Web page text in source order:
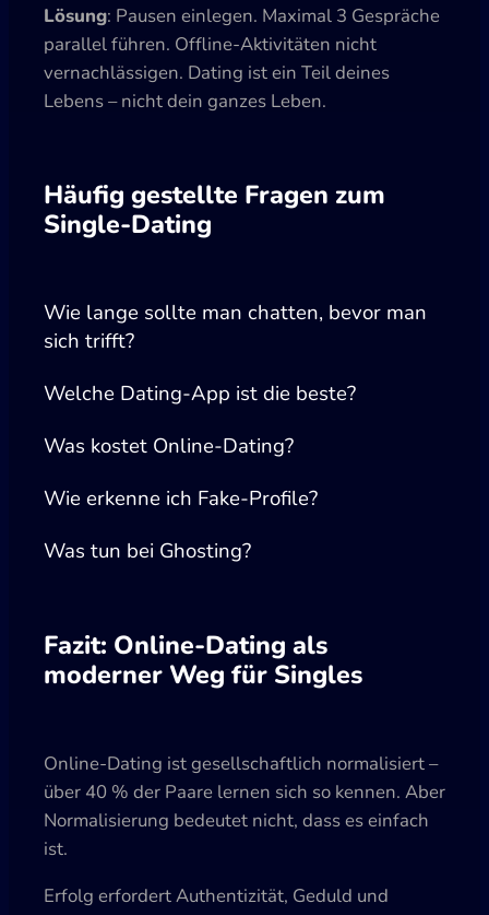
Lösung: Pausen einlegen. Maximal 3 Gespräche
parallel führen. Offline-Aktivitäten nicht
vernachlässigen. Dating ist ein Teil deines
Lebens – nicht dein ganzes Leben.
Häufig gestellte Fragen zum
Single-Dating
Wie lange sollte man chatten, bevor man
sich trifft?
Welche Dating-App ist die beste?
Was kostet Online-Dating?
Wie erkenne ich Fake-Profile?
Was tun bei Ghosting?
Fazit: Online-Dating als
moderner Weg für Singles
Online-Dating ist gesellschaftlich normalisiert –
über 40 % der Paare lernen sich so kennen. Aber
Normalisierung bedeutet nicht, dass es einfach
ist.
Erfolg erfordert Authentizität, Geduld und